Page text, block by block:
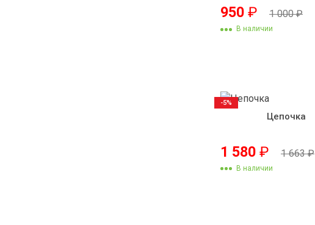
950 ₽ 1 000₽
В наличии
Цепочка
1 580 ₽ 1 663₽
В наличии
-5%